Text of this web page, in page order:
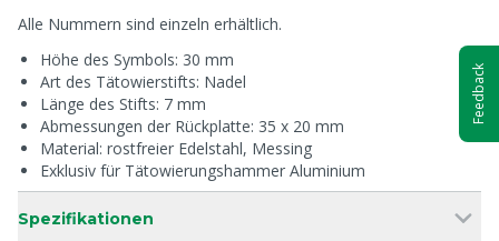
Alle Nummern sind einzeln erhältlich.
Höhe des Symbols: 30 mm
Art des Tätowierstifts: Nadel
Länge des Stifts: 7 mm
Abmessungen der Rückplatte: 35 x 20 mm
Material: rostfreier Edelstahl, Messing
Exklusiv für Tätowierungshammer Aluminium
Spezifikationen
Feedback